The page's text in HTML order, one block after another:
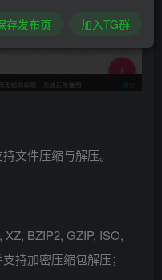
文件压缩与解压。
BZIP2, GZIP, ISO,
持加密压缩包解压；
存发布页 加入TG群